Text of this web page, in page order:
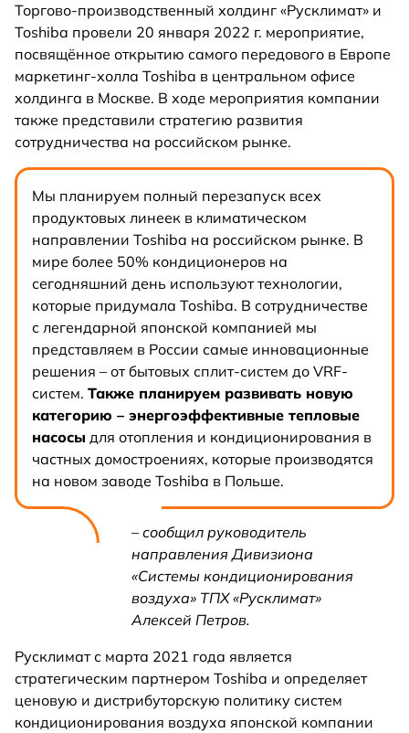
Торгово-производственный холдинг «Русклимат» и
Toshiba провели 20 января 2022 г. мероприятие,
посвящённое открытию самого передового в Европе
маркетинг-холла Toshiba в центральном офисе
холдинга в Москве. В ходе мероприятия компании
также представили стратегию развития
сотрудничества на российском рынке.
Мы планируем полный перезапуск всех
продуктовых линеек в климатическом
направлении Toshiba на российском рынке. В
мире более 50% кондиционеров на
сегодняшний день используют технологии,
которые придумала Toshiba. В сотрудничестве
с легендарной японской компанией мы
представляем в России самые инновационные
решения – от бытовых сплит-систем до VRF-
систем. Также планируем развивать новую
категорию – энергоэффективные тепловые
насосы для отопления и кондиционирования в
частных домостроениях, которые производятся
на новом заводе Toshiba в Польше.
– сообщил руководитель
направления Дивизиона
«Системы кондиционирования
воздуха» ТПХ «Русклимат»
Алексей Петров.
Русклимат с марта 2021 года является
стратегическим партнером Toshiba и определяет
ценовую и дистрибуторскую политику систем
кондиционирования воздуха японской компании